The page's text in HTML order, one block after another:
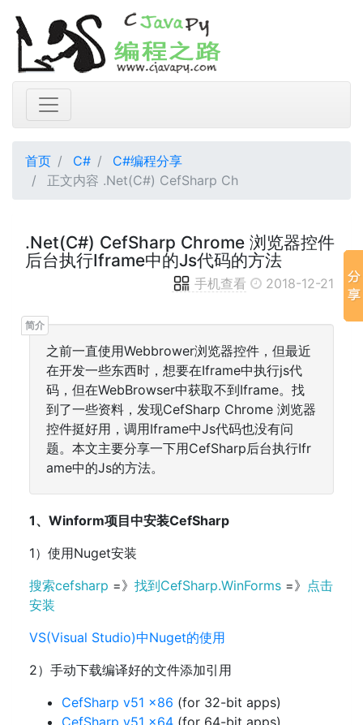
首页 C#
C#编程分享
正文内容 .Net(C#) CefSharp Ch
.Net(C#) CefSharp Chrome 浏览器控件
后台执行Iframe中的Js代码的方法
手机查看 2018-12-21
之前一直使用Webbrower浏览器控件，但最近
在开发一些东西时，想要在Iframe中执行js代
码，但在WebBrowser中获取不到Iframe。找
到了一些资料，发现CefSharp Chrome 浏览器
控件挺好用，调用Iframe中Js代码也没有问
题。本文主要分享一下用CefSharp后台执行Ifr
ame中的Js的方法。
1、Winform项目中安装CefSharp
1）使用Nuget安装
搜索cefsharp =》 找到CefSharp.WinForms =》 点击
安装
VS(Visual Studio)中Nuget的使用
2）手动下载编译好的文件添加引用
CefSharp v51 x86 (for 32-bit apps)
CefSharp v51 x64 (for 64-bit apps)